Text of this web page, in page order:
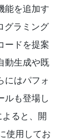
能を追加す
グラミング
ードを提案
動生成や既
にはパフォ
ルも登場し
ると、開
使用してお